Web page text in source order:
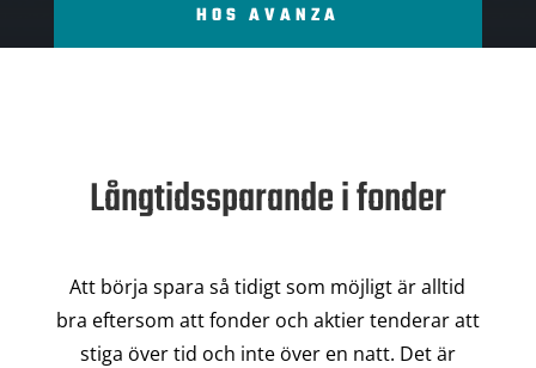
HOS AVANZA
Långtidssparande i fonder
Att börja spara så tidigt som möjligt är alltid
bra eftersom att fonder och aktier tenderar att
stiga över tid och inte över en natt. Det är